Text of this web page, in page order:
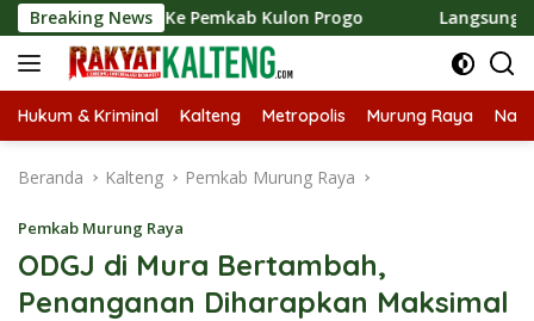
Langsung
ke
konten
Breaking News
Pemkab Kulon Progo Langsungkan Kaji Tiru,
Hukum & Kriminal Kalteng Metropolis Murung Raya
Beranda Kalteng Pemkab Murung Raya
Pemkab Murung Raya
ODGJ di Mura Bertambah,
Penanganan Diharapkan Maksimal